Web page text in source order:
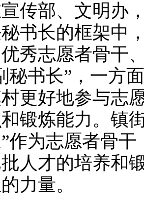
传部、文明办
书长的框架中
秀志愿者骨干
秘书长”，一方
更好地参与志
锻炼能力。镇
作为志愿者骨
人才的培养和
力量。